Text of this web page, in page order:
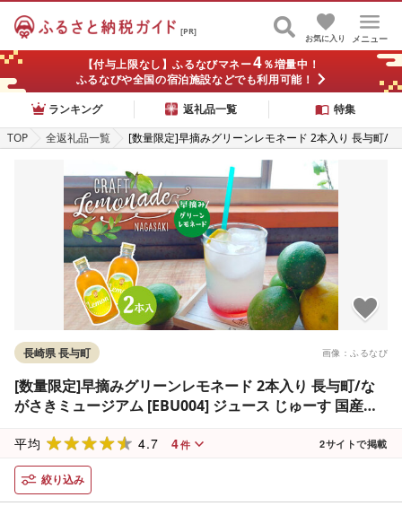
[PR]
メニュー
お気に入り
【付与上限なし】ふるなびマネー4％増量中！
ふるなびや全国の宿泊施設などでも利用可能！
ランキング
返礼品一覧
特集
TOP
全返礼品一覧
[数量限定]早摘みグリーンレモネード 2本入り 長与町/
ながさきミュージアム [EBU004] ジュース じゅーす 国
産ジュース レモン フルーツジュース れもねーど レモ
ネードベース シロップ シロップ レモン れもん 柑橘 自
家製 原液
画像：ふるなび
長崎県 長与町
[数量限定]早摘みグリーンレモネード 2本入り 長与町/な
がさきミュージアム [EBU004] ジュース じゅーす 国産ジ
ース シロップ シロップ レモン れもん 柑橘 自家製 原液
平均 4.7 4件 2サイトで掲載
絞り込み